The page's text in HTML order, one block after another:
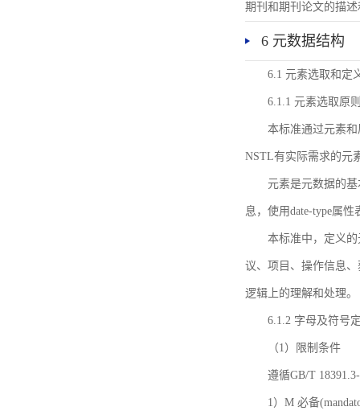
期刊和期刊论文的描
6 元数据结构
6.1 元素选取和定
6.1.1 元素选取原
本标准通过元素
NSTL有实际需求的元
元素是元数据的
息，使用date-type属
本标准中，定义
议、项目、操作信息
逻辑上的理解和处理。
6.1.2 字母及符号
（1）限制条件
遵循GB/T
1）M 必备